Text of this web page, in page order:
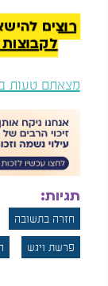
לו: "אתה לא
כך הכול
מזועזעת
מיד. עם
חשה כאילו
ועל הדרך
הכותל
שוב ושוב
הפתק נפל
עלתה על כיסא
ההוא, משב
כשפתחה
רוצים
לקבוצות
מצאתם טעות
תגיות:
חזרה בתשובה
פרשת ויגש